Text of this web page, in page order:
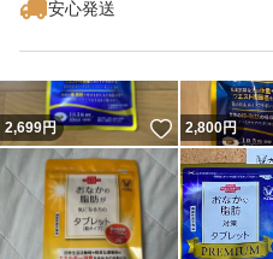
安心発送
2,699円 いいね！
2,800円